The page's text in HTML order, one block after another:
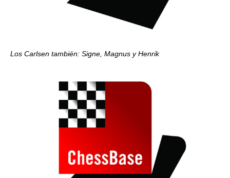
Los Carlsen también: Signe, Magnus y Henrik